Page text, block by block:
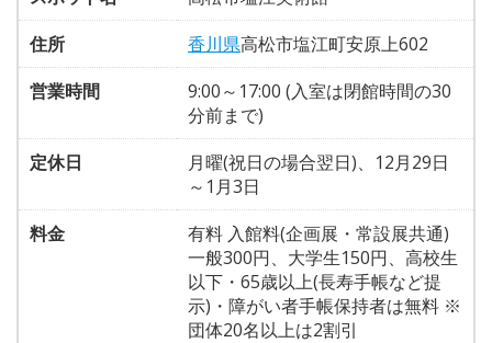
住所
香川県高松市塩江町安原上602
営業時間
9:00～17:00 (入室は閉館時間の30
分前まで)
定休日
月曜(祝日の場合翌日)、12月29日
～1月3日
料金
有料 入館料(企画展・常設展共通)
一般300円、大学生150円、高校生
以下・65歳以上(長寿手帳など提
示)・障がい者手帳保持者は無料 ※
団体20名以上は2割引